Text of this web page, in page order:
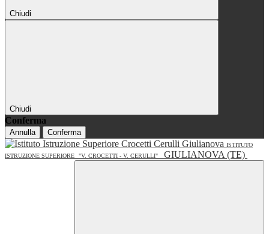
Chiudi
Chiudi
Conferma
Annulla Conferma
ISTITUTO
ISTRUZIONE SUPERIORE
"V. CROCETTI - V. CERULLI" GIULIANOVA (TE)